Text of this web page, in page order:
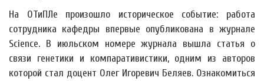
На ОТиПЛе произошло историческое событие: работа
сотрудника кафедры впервые опубликована в журнале
Science. В июльском номере журнала вышла статья о
связи генетики и компаративистики, одним из авторов
которой стал доцент Олег Игоревич Беляев. Ознакомиться